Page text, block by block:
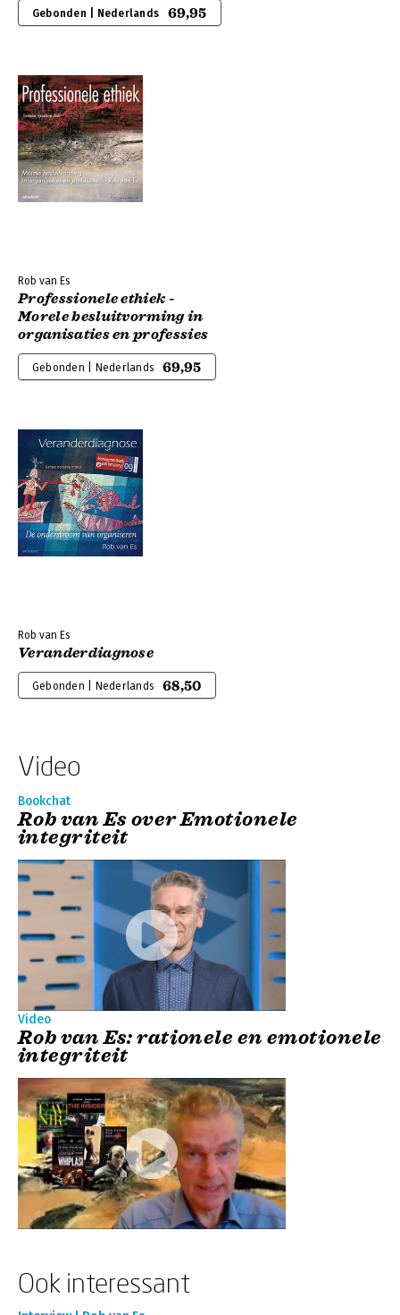
Gebonden | Nederlands 69,95
Rob van Es
Professionele ethiek -
Morele besluitvorming in
organisaties en professies
Gebonden | Nederlands 69,95
Rob van Es
Veranderdiagnose
Gebonden | Nederlands 68,50
Video
Bookchat
Rob van Es over Emotionele
integriteit
Video
Rob van Es: rationele en emotionele
integriteit
Ook interessant